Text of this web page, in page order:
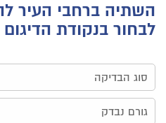
השתיה ברחבי העיר
לבחור בנקודת